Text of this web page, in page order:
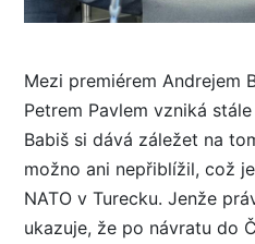
Mezi premiérem Andrejem
Petrem Pavlem vzniká
Babiš si dává záležet na
možno ani nepřiblížil, což
NATO v Turecku. Jenže
ukazuje, že po návratu do